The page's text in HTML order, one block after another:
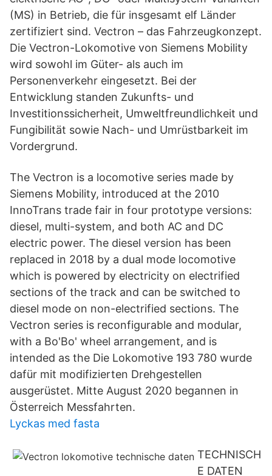
(MS) in Betrieb, die für insgesamt elf Länder
zertifiziert sind. Vectron – das Fahrzeugkonzept.
Die Vectron-Lokomotive von Siemens Mobility
wird sowohl im Güter- als auch im
Personenverkehr eingesetzt. Bei der
Entwicklung standen Zukunfts- und
Investitionssicherheit, Umweltfreundlichkeit und
Fungibilität sowie Nach- und Umrüstbarkeit im
Vordergrund.
The Vectron is a locomotive series made by
Siemens Mobility, introduced at the 2010
InnoTrans trade fair in four prototype versions:
diesel, multi-system, and both AC and DC
electric power. The diesel version has been
replaced in 2018 by a dual mode locomotive
which is powered by electricity on electrified
sections of the track and can be switched to
diesel mode on non-electrified sections. The
Vectron series is reconfigurable and modular,
with a Bo'Bo' wheel arrangement, and is
intended as the Die Lokomotive 193 780 wurde
dafür mit modifizierten Drehgestellen
ausgerüstet. Mitte August 2020 begannen in
Österreich Messfahrten.
Lyckas med fasta
TECHNISCH
E DATEN